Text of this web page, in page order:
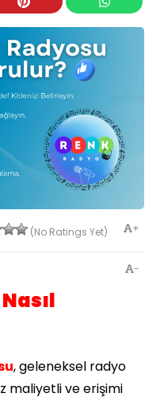
(No Ratings Yet) +
-
, geleneksel radyo
maliyetli ve erişimi